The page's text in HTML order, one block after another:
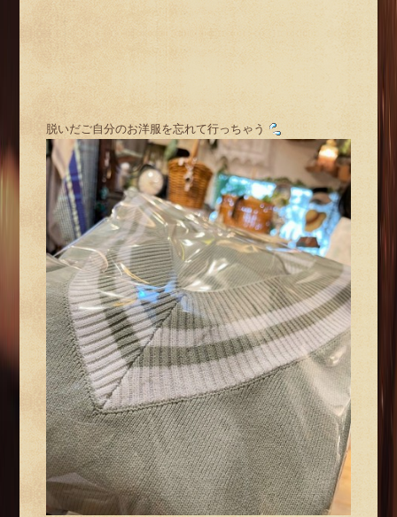
脱いだご自分のお洋服を忘れて行っちゃう